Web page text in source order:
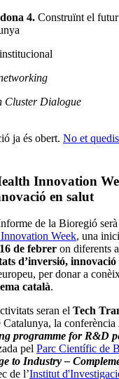
4. Construïnt el
Cluster Dialogue
ja és obert. No et
Innovation
en salut
de la Bioregió
Week, una
de febrer on diferents
d’inversió, innovació
per donar a
català.
seran el Tech
la conferència
programme for R&D
pel Parc Científic de
to Industry –
de l’Institut